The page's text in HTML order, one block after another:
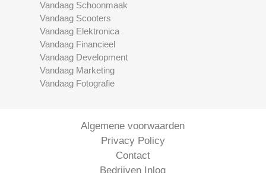
Vandaag Schoonmaak
Vandaag Scooters
Vandaag Elektronica
Vandaag Financieel
Vandaag Development
Vandaag Marketing
Vandaag Fotografie
Algemene voorwaarden
Privacy Policy
Contact
Bedrijven Inlog